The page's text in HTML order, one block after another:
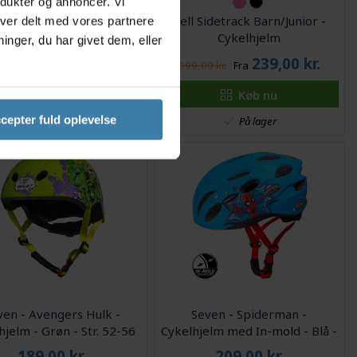
delt med vores partnere
du har givet dem, eller
fuld oplevelse
Cykel- og skaterhjelm
model Skate Style
Køb nu
På lager
Bell Sidetrack Barn/Junior -
Cykelhjelm
399,00 kr. Fra 239,00 kr.
Køb nu
På lager
- Avengers Hulk -
- Grøn - Str. 52-56
cm
Seven - Spiderman -
Cykelhjelm med In-mold - Blå -
Str. 52-56 cm